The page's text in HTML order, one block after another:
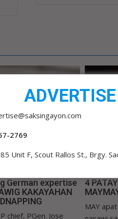
German expertise
KAKAYAHAN
chief, PGen. Jose
4
MAY
2769
Unit F, Scout Rallos St., Brgy.